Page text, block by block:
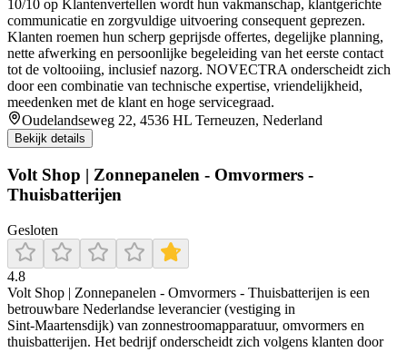
10/10 op Klantenvertellen wordt hun vakmanschap, klantgerichte
communicatie en zorgvuldige uitvoering consequent geprezen.
Klanten roemen hun scherp geprijsde offertes, degelijke planning,
nette afwerking en persoonlijke begeleiding van het eerste contact
tot de voltooiing, inclusief nazorg. NOVECTRA onderscheidt zich
door een combinatie van technische expertise, vriendelijkheid,
meedenken met de klant en hoge servicegraad.
Oudelandseweg 22, 4536 HL Terneuzen, Nederland
Bekijk details
Volt Shop | Zonnepanelen - Omvormers -
Thuisbatterijen
Gesloten
4.8
Volt Shop | Zonnepanelen - Omvormers - Thuisbatterijen is een
betrouwbare Nederlandse leverancier (vestiging in
Sint‑Maartensdijk) van zonnestroomapparatuur, omvormers en
thuisbatterijen. Het bedrijf onderscheidt zich volgens klanten door